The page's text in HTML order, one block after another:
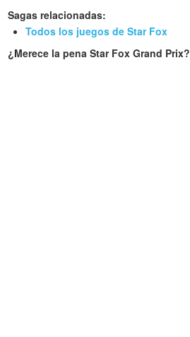
Sagas relacionadas:
Todos los juegos de Star Fox
¿Merece la pena Star Fox Grand Prix?